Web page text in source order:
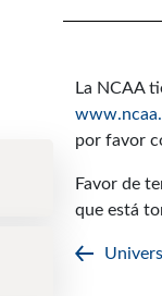
La NCAA
por favor
Favor de
que está